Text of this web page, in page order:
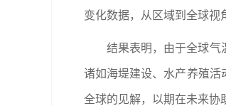
变化数据，从区域到全球视
结果表明，由于全球
诸如海堤建设、水产养殖活
全球的见解，以期在未来协